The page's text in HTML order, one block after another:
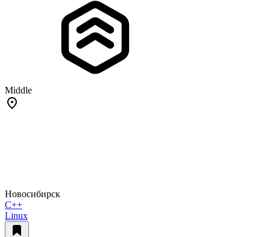
Middle
Новосибирск
C++
Linux